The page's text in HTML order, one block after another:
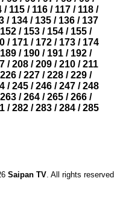
/ 115/ 116/ 117/ 118/
/ 134 / 135 / 136 / 137
152 / 153 / 154 / 155 /
/ 171/ 172/ 173/ 174
189 / 190 / 191 / 192 /
/ 208 / 209 / 210 / 211
226 / 227 / 228 / 229 /
/ 245/ 246/ 247/ 248
263 / 264 / 265 / 266 /
/ 282/ 283/ 284/ 285
Saipan TV. All rights reserved